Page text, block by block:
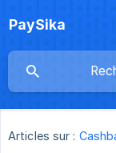
PaySika
Articles sur :